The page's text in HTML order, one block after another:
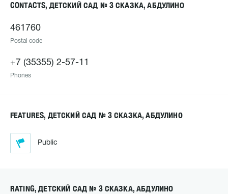
CONTACTS, ДЕТСКИЙ САД № 3 СКАЗКА, АБДУЛИНО
461760
Postal code
+7 (35355) 2-57-11
Phones
FEATURES, ДЕТСКИЙ САД № 3 СКАЗКА, АБДУЛИНО
Public
RATING, ДЕТСКИЙ САД № 3 СКАЗКА, АБДУЛИНО